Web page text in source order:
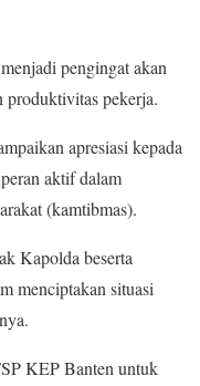
pengingat akan
produktivitas pekerja.
apresiasi kepada
aktif dalam
(kamtibmas).
Kapolda beserta
menciptakan situasi
KEP Banten untuk